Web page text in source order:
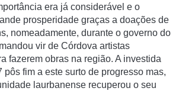
era já considerável e o
prosperidade graças a doações de
nomeadamente, durante o governo do
vir de Córdova artistas
fazerem obras na região. A investida
pôs fim a este surto de progresso mas,
laurbanense recuperou o seu